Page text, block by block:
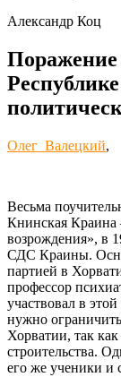
Александр Коц
Поражение
Олег Валецкий,
Весьма
Книнская Краина
возрождения», в
СДС Краины.
партией в
профессор
участвовал в
нужно
Хорватии, так
строительства.
его же ученики и